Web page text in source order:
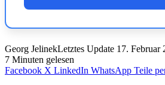
Georg JelinekLetztes Update 17. Februar
7 Minuten gelesen
Facebook X LinkedIn WhatsApp Teile